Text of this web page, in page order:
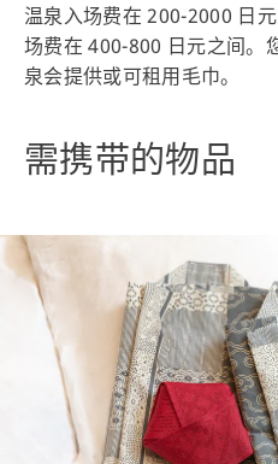
温泉入场费在 200-2000 日
场费在 400-800 日元之间。
泉会提供或可租用毛巾。
需携带的物品